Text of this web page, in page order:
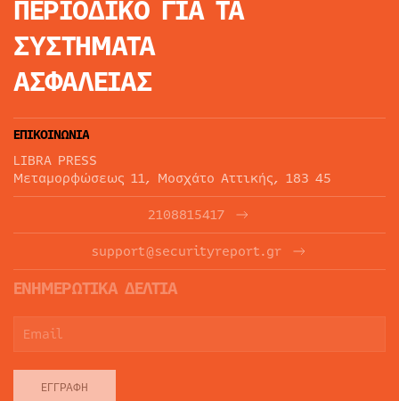
ΠΕΡΙΟΔΙΚΟ ΓΙΑ ΤΑ
ΣΥΣΤΗΜΑΤΑ
ΑΣΦΑΛΕΙΑΣ
ΕΠΙΚΟΙΝΩΝΙΑ
LIBRA PRESS
Μεταμορφώσεως 11, Μοσχάτο Αττικής, 183 45
2108815417
support@securityreport.gr
ΕΝΗΜΕΡΩΤΙΚΑ ΔΕΛΤΙΑ
ΕΓΓΡΑΦΉ